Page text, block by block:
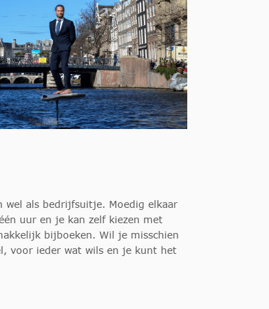
als bedrijfsuitje. Moedig elkaar
uur en je kan zelf kiezen met
bijboeken. Wil je misschien
voor ieder wat wils en je kunt het